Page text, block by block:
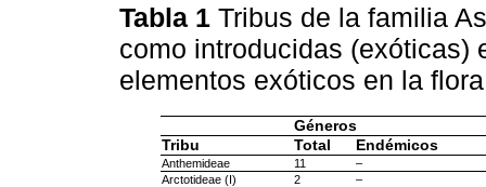
Tabla 1 Tribus de la familia
como introducidas (exóticas)
elementos exóticos en la
Géneros
Tribu
Total Endémicos
Anthemideae 11
–
Arctotideae (I)
2
–